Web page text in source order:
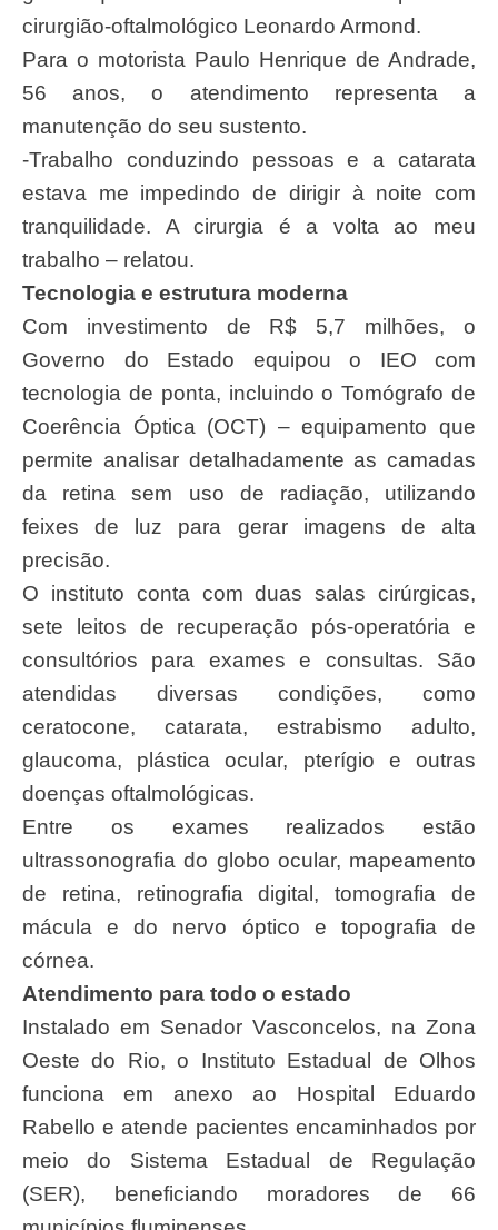
cirurgião-oftalmológico Leonardo Armond.
Para o motorista Paulo Henrique de Andrade,
56 anos, o atendimento representa a
manutenção do seu sustento.
-Trabalho conduzindo pessoas e a catarata
estava me impedindo de dirigir à noite com
tranquilidade. A cirurgia é a volta ao meu
trabalho – relatou.
Tecnologia e estrutura moderna
Com investimento de R$ 5,7 milhões, o
Governo do Estado equipou o IEO com
tecnologia de ponta, incluindo o Tomógrafo de
Coerência Óptica (OCT) – equipamento que
permite analisar detalhadamente as camadas
da retina sem uso de radiação, utilizando
feixes de luz para gerar imagens de alta
precisão.
O instituto conta com duas salas cirúrgicas,
sete leitos de recuperação pós-operatória e
consultórios para exames e consultas. São
atendidas diversas condições, como
ceratocone, catarata, estrabismo adulto,
glaucoma, plástica ocular, pterígio e outras
doenças oftalmológicas.
Entre os exames realizados estão
ultrassonografia do globo ocular, mapeamento
de retina, retinografia digital, tomografia de
mácula e do nervo óptico e topografia de
córnea.
Atendimento para todo o estado
Instalado em Senador Vasconcelos, na Zona
Oeste do Rio, o Instituto Estadual de Olhos
funciona em anexo ao Hospital Eduardo
Rabello e atende pacientes encaminhados por
meio do Sistema Estadual de Regulação
(SER), beneficiando moradores de 66